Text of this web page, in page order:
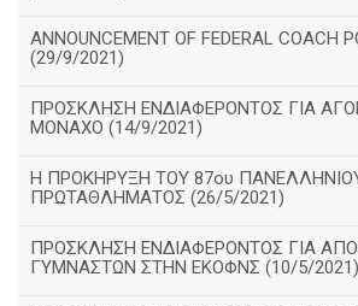
ANNOUNCEMENT OF FEDERAL COACH
(29/9/2021)
ΠΡΟΣΚΛΗΣΗ ΕΝΔΙΑΦΕΡΟΝΤΟΣ ΓΙΑ
ΜΟΝΑΧΟ (14/9/2021)
Η ΠΡΟΚΗΡΥΞΗ ΤΟΥ 87ου
ΠΡΩΤΑΘΛΗΜΑΤΟΣ (26/5/2021)
ΠΡΟΣΚΛΗΣΗ ΕΝΔΙΑΦΕΡΟΝΤΟΣ ΓΙΑ
ΓΥΜΝΑΣΤΩΝ ΣΤΗΝ ΕΚΟΦΝΣ (10/5/2021)